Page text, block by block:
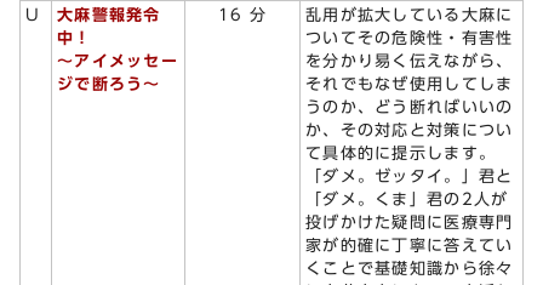
U
大麻警報発令
中！
～アイメッセー
ジで断ろう～
16 分
乱用が拡大している大麻に
ついてその危険性・有害性
を分かり易く伝えながら、
それでもなぜ使用してしま
うのか、どう断ればいいの
か、その対応と対策につい
て具体的に提示します。
「ダメ。ゼッタイ。」君と
「ダメ。くま」君の2人が
投げかけた疑問に医療専門
家が的確に丁寧に答えてい
くことで基礎知識から徐々